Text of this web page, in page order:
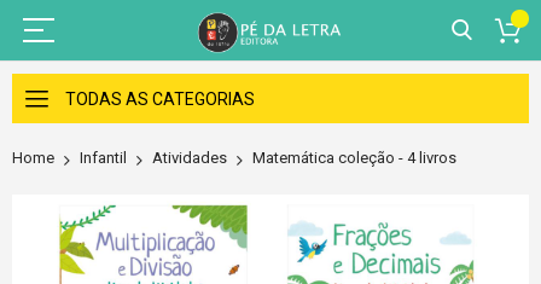
Skip
to
Content
TODAS AS CATEGORIAS
Home Infantil Atividades Matemática coleção - 4 livros